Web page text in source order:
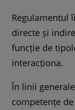
Regulamentul
directe și
funcție de
interacționa.
În linii
competențe de